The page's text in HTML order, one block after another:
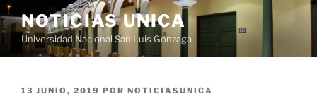
Saltar
al
contenido
NOTICIAS UNICA
Universidad Nacional San Luis Gonzaga
PUBLICADO
13 JUNIO, 2019 POR NOTICIASUNICA